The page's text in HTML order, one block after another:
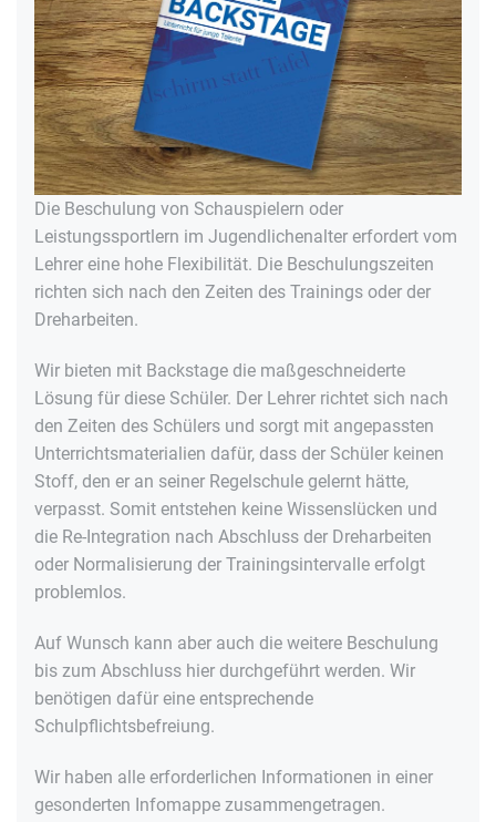
Die Beschulung von Schauspielern oder
Leistungssportlern im Jugendlichenalter erfordert vom
Lehrer eine hohe Flexibilität. Die Beschulungszeiten
richten sich nach den Zeiten des Trainings oder der
Dreharbeiten.
Wir bieten mit Backstage die maßgeschneiderte
Lösung für diese Schüler. Der Lehrer richtet sich nach
den Zeiten des Schülers und sorgt mit angepassten
Unterrichtsmaterialien dafür, dass der Schüler keinen
Stoff, den er an seiner Regelschule gelernt hätte,
verpasst. Somit entstehen keine Wissenslücken und
die Re-Integration nach Abschluss der Dreharbeiten
oder Normalisierung der Trainingsintervalle erfolgt
problemlos.
Auf Wunsch kann aber auch die weitere Beschulung
bis zum Abschluss hier durchgeführt werden. Wir
benötigen dafür eine entsprechende
Schulpflichtsbefreiung.
Wir haben alle erforderlichen Informationen in einer
gesonderten Infomappe zusammengetragen.